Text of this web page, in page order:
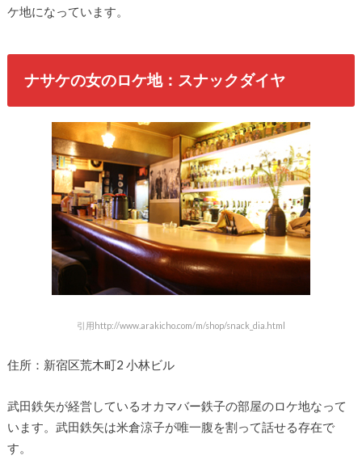
ケ地になっています。
ナサケの女のロケ地：スナックダイヤ
引用http://www.arakicho.com/m/shop/snack_dia.html
住所：新宿区荒木町2 小林ビル
武田鉄矢が経営しているオカマバー鉄子の部屋のロケ地なって
います。武田鉄矢は米倉涼子が唯一腹を割って話せる存在で
す。